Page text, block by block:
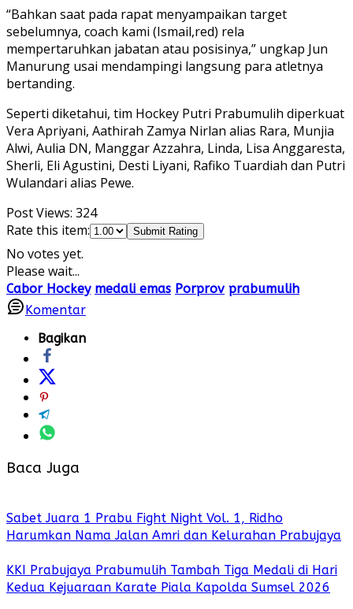
“Bahkan saat pada rapat menyampaikan target
sebelumnya, coach kami (Ismail,red) rela
mempertaruhkan jabatan atau posisinya,” ungkap Jun
Manurung usai mendampingi langsung para atletnya
bertanding.
Seperti diketahui, tim Hockey Putri Prabumulih diperkuat
Vera Apriyani, Aathirah Zamya Nirlan alias Rara, Munjia
Alwi, Aulia DN, Manggar Azzahra, Linda, Lisa Anggaresta,
Sherli, Eli Agustini, Desti Liyani, Rafiko Tuardiah dan Putri
Wulandari alias Pewe.
Post Views: 324
Rate this item:
Submit Rating
No votes yet.
Please wait...
Cabor Hockey medali emas Porprov prabumulih
Komentar
Bagikan
Baca Juga
Sabet Juara 1 Prabu Fight Night Vol. 1, Ridho
Harumkan Nama Jalan Amri dan Kelurahan Prabujaya
KKI Prabujaya Prabumulih Tambah Tiga Medali di Hari
Kedua Kejuaraan Karate Piala Kapolda Sumsel 2026